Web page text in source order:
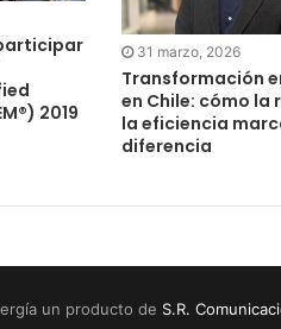
2019
31 marzo, 2026
Transformación
en Chile: cómo la
la eficiencia
diferencia
un producto de S.R.